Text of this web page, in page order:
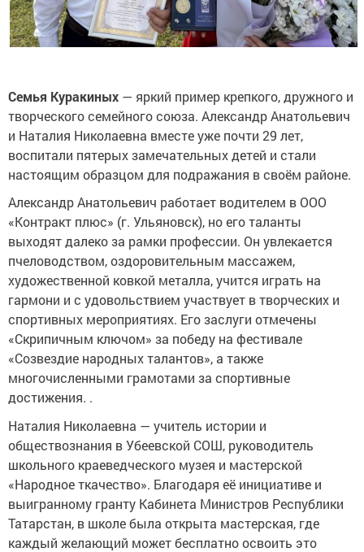
Семья Куракиных — яркий пример крепкого, дружного и
творческого семейного союза. Александр Анатольевич
и Наталия Николаевна вместе уже почти 29 лет,
воспитали пятерых замечательных детей и стали
настоящим образцом для подражания в своём районе.
Александр Анатольевич работает водителем в ООО
«Контракт плюс» (г. Ульяновск), но его таланты
выходят далеко за рамки профессии. Он увлекается
пчеловодством, оздоровительным массажем,
художественной ковкой металла, учится играть на
гармони и с удовольствием участвует в творческих и
спортивных мероприятиях. Его заслуги отмечены
«Скрипичным ключом» за победу на фестивале
«Созвездие народных талантов», а также
многочисленными грамотами за спортивные
достижения. .
Наталия Николаевна — учитель истории и
обществознания в Убеевской СОШ, руководитель
школьного краеведческого музея и мастерской
«Народное ткачество». Благодаря её инициативе и
выигранному гранту Кабинета Министров Республики
Татарстан, в школе была открыта мастерская, где
каждый желающий может бесплатно освоить это